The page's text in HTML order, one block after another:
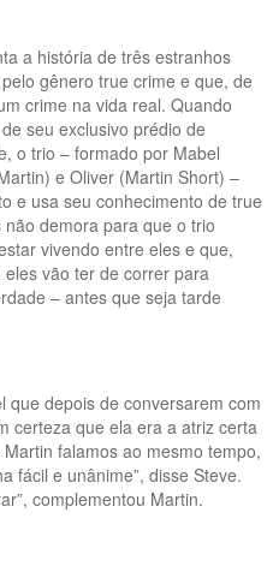
a história de três estranhos
gênero true crime e que, de
crime na vida real. Quando
seu exclusivo prédio de
o trio – formado por Mabel
e Oliver (Martin Short) –
e usa seu conhecimento de true
demora para que o trio
vivendo entre eles e que,
vão ter de correr para
– antes que seja tarde
que depois de conversarem com
certeza que ela era a atriz certa
falamos ao mesmo tempo,
fácil e unânime”, disse Steve.
complementou Martin.